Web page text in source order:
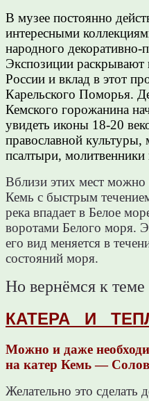
В музее постоянно
интересными
народного декоративно-
Экспозиции раскрывают
России и вклад в этот
Карельского Поморья.
Кемского горожанина
увидеть иконы 18-20
православной
псалтыри,
Вблизи этих мест можно
Кемь с быстрым
река впадает в Белое
воротами Белого моря.
его вид меняется в
состояний моря.
Но вернёмся к
КАТЕРА И
Можно и даже
на катер Кемь —
Желательно это сделать